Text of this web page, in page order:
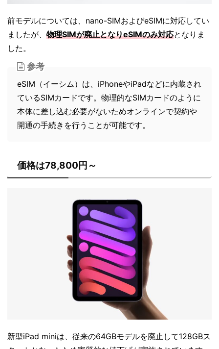
前モデルについては、nano-SIMおよびeSIMに対応してい
ましたが、 物理SIMが廃止となりeSIMのみ対応となりま
した。
参考
eSIM（イーシム）は、iPhoneやiPadなどに内蔵され
ているSIMカードです。物理的なSIMカードのように
本体に差し込む必要がないためオンラインで契約や
開通の手続きを行うことが可能です。
価格は78,800円～
新型iPad miniは、従来の64GBモデルを廃止して128GBス